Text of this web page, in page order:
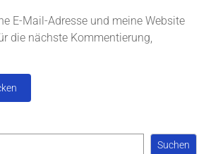
E-Mail-Adresse und meine Website
die nächste Kommentierung,
Suchen